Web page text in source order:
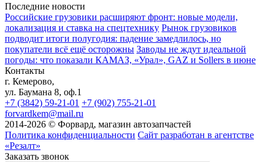
Последние новости
Российские грузовики расширяют фронт: новые модели,
локализация и ставка на спецтехнику Рынок грузовиков
подводит итоги полугодия: падение замедлилось, но
покупатели всё ещё осторожны Заводы не ждут идеальной
погоды: что показали КАМАЗ, «Урал», GAZ и Sollers в июне
Контакты
г. Кемерово,
ул. Баумана 8, оф.1
+7 (3842) 59-21-01 +7 (902) 755-21-01
forvardkem@mail.ru
2014-2026 © Форвард, магазин автозапчастей
Политика конфиденциальности Сайт разработан в агентстве
«Резалт»
Заказать звонок